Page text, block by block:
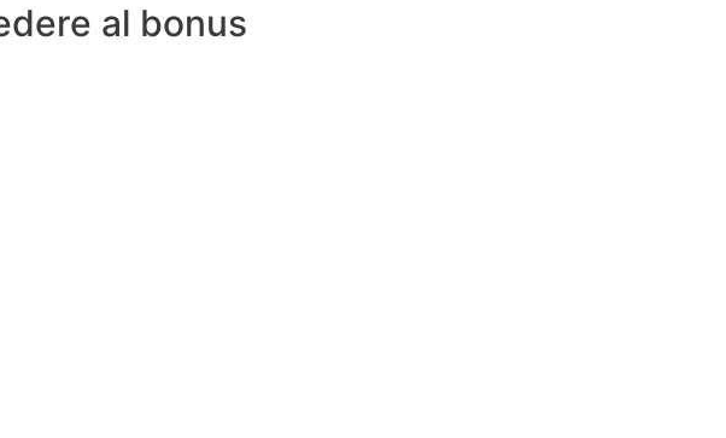
al bonus